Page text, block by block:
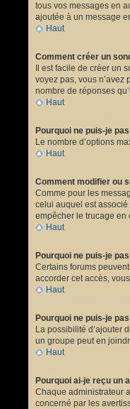
tous vos messages en
ajoutée à un message
Haut
Comment créer un
Il est facile de créer un
voyez pas, vous
nombre de réponses
Haut
Pourquoi ne puis-je
Le nombre d’options
Haut
Comment modifier ou
Comme pour les
celui auquel est associé
empêcher le trucage en
Haut
Pourquoi ne puis-je
Certains forums
accorder cet accès,
Haut
Pourquoi ne puis-je
La possibilité d’ajouter
un groupe peut en
Haut
Pourquoi ai-je reçu un
Chaque administrateur
concerné par les